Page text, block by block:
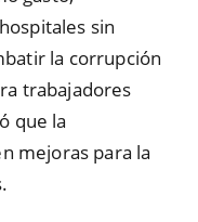
sin
la corrupción
trabajadores
que la
mejoras para la